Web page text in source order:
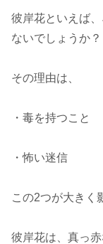
彼岸花といえば
ないでしょうか？
その理由は、
・毒を持つこと
・怖い迷信
この2つが大きく
彼岸花は、真っ